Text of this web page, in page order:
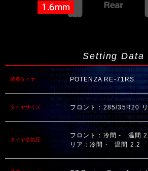
1.6mm
Setting Data
装着タイヤ POTENZA RE-71RS
タイヤサイズ フロント：285/35R20
タイヤ空気圧
フロント：冷間 - 温間
リア：冷間 - 温間 2.2